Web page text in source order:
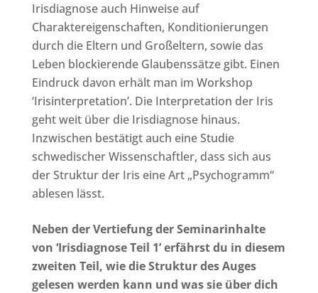
Irisdiagnose auch Hinweise auf
Charaktereigenschaften, Konditionierungen
durch die Eltern und Großeltern, sowie das
Leben blockierende Glaubenssätze gibt. Einen
Eindruck davon erhält man im Workshop
‘Irisinterpretation’. Die Interpretation der Iris
geht weit über die Irisdiagnose hinaus.
Inzwischen bestätigt auch eine Studie
schwedischer Wissenschaftler, dass sich aus
der Struktur der Iris eine Art „Psychogramm“
ablesen lässt.
Neben der Vertiefung der Seminarinhalte
von ‘Irisdiagnose Teil 1’ erfährst du in diesem
zweiten Teil, wie die Struktur des Auges
gelesen werden kann und was sie über dich